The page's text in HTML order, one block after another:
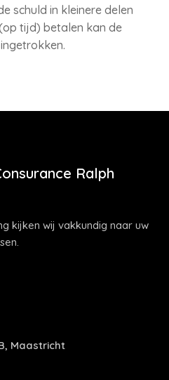
schuld in kleinere delen
tijd) betalen kan de
Ralph
kijken wij vakkundig naar uw
Maastricht